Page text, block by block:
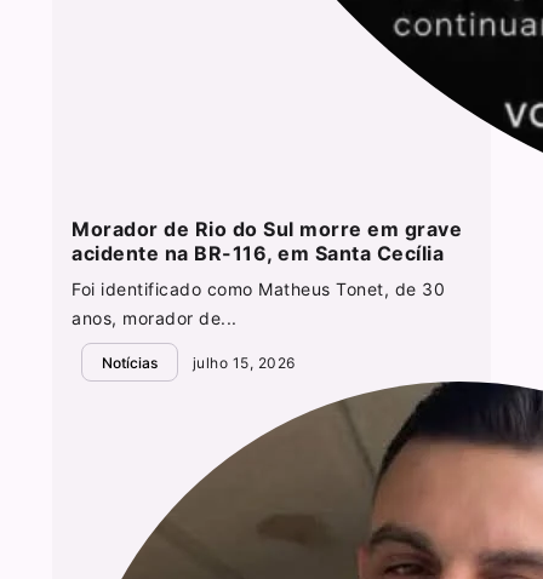
Morador de Rio do Sul morre em grave
acidente na BR-116, em Santa Cecília
Foi identificado como Matheus Tonet, de 30
anos, morador de...
Notícias julho 15, 2026